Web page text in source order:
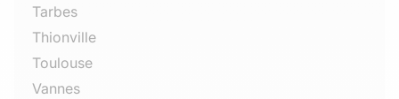
Tarbes
Thionville
Toulouse
Vannes